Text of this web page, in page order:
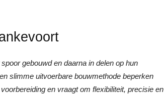
gebouwd en daarna in delen op hun
slimme uitvoerbare bouwmethode beperken
en vraagt om flexibiliteit, precisie en